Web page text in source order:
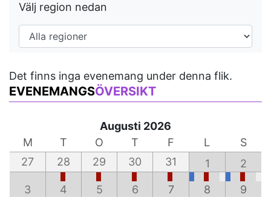
Välj region nedan
Det finns inga evenemang under denna flik.
EVENEMANGSÖVERSIKT
Augusti 2026
M
T O T F L
S
27
28 29 30 31 1 2
3 4 5 6 7 8 9